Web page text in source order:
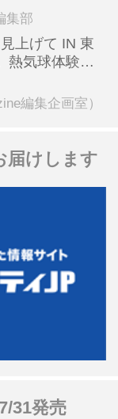
集部
上げて IN 東
熱気球体験搭
編集企画室）
届けします
31発売